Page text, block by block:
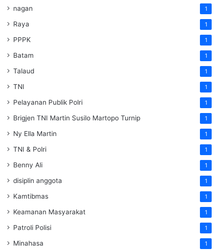
nagan 1
Raya 1
PPPK 1
Batam 1
Talaud 1
TNI 1
Pelayanan Publik Polri 1
Brigjen TNI Martin Susilo Martopo Turnip 1
Ny Ella Martin 1
TNI & Polri 1
Benny Ali 1
disiplin anggota 1
Kamtibmas 1
Keamanan Masyarakat 1
Patroli Polisi 1
Minahasa 1